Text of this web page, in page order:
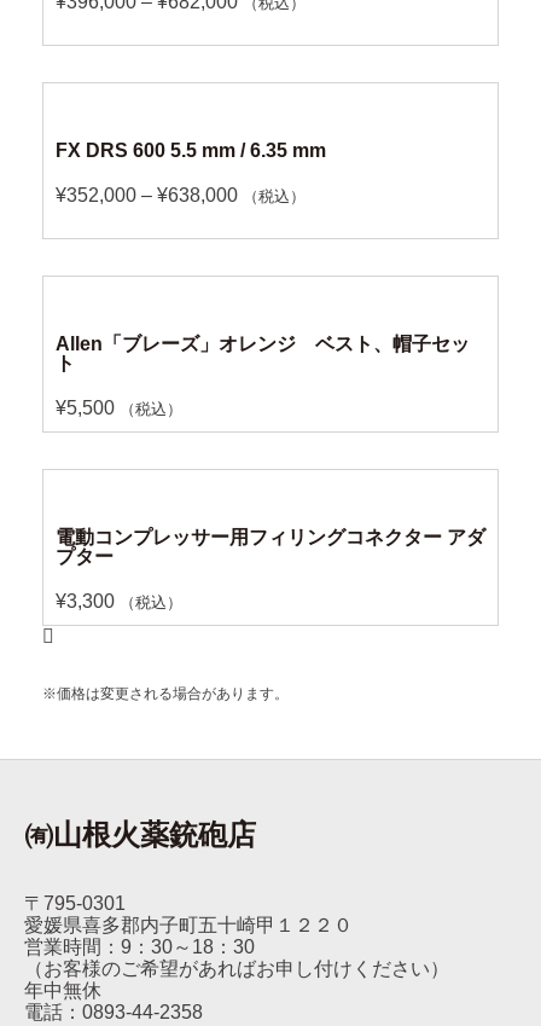
FX DRS 600 5.5 mm / 6.35 mm
¥352,000 – ¥638,000 （税込）
Allen「ブレーズ」オレンジ ベスト、帽子セッ
ト
¥5,500 （税込）
電動コンプレッサー用フィリングコネクター アダ
プター
¥3,300 （税込）
※価格は変更される場合があります。
㈲山根火薬銃砲店
〒795-0301
愛媛県喜多郡内子町五十崎甲１２２０
営業時間：9：30～18：30
（お客様のご希望があればお申し付けください）
年中無休
電話：0893-44-2358